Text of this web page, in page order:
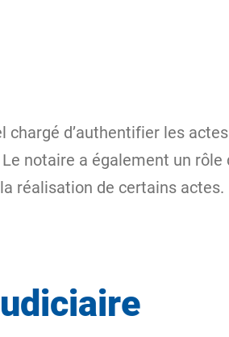
d’authentifier les
notaire a également un
réalisation de certains actes.